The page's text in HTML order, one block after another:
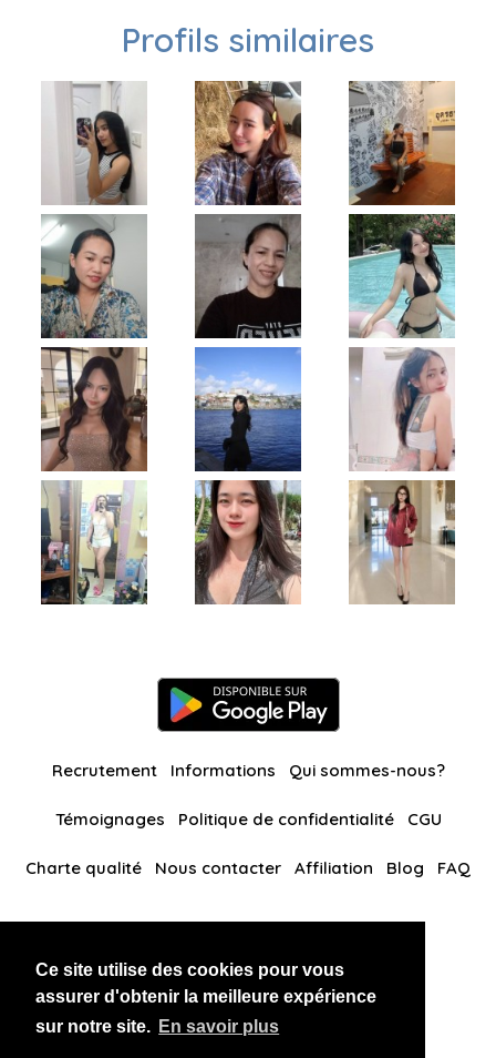
Ce site utilise des cookies pour vous
assurer d'obtenir la meilleure expérience
sur notre site. En savoir plus
Profils similaires
Recrutement Informations Qui sommes-nous?
Témoignages Politique de confidentialité CGU
Charte qualité Nous contacter Affiliation Blog FAQ
BlackAndBeauties RussianKisses